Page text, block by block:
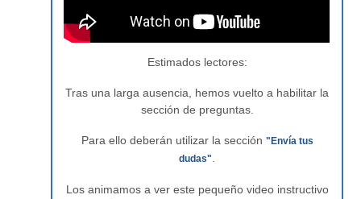
Estimados lectores:
Tras una larga ausencia, hemos vuelto a habilitar la
sección de preguntas.
Para ello deberán utilizar la sección "Envía tus
dudas"
Los animamos a ver este pequeño video instructivo